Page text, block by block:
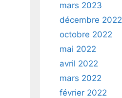
mars 2023
décembre 2022
octobre 2022
mai 2022
avril 2022
mars 2022
février 2022